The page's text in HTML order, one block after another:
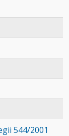
544/2001